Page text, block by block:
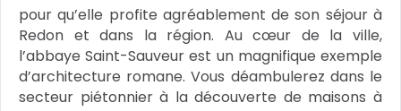
pour qu’elle profite agréablement de son séjour à
Redon et dans la région. Au cœur de la ville,
l’abbaye Saint-Sauveur est un magnifique exemple
d’architecture romane. Vous déambulerez dans le
secteur piétonnier à la découverte de maisons à